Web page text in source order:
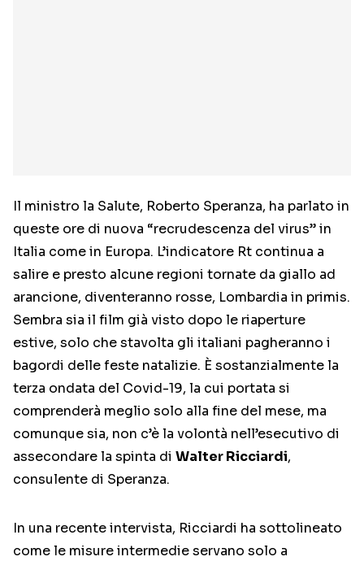
Il ministro la Salute, Roberto Speranza, ha parlato in
queste ore di nuova “recrudescenza del virus” in
Italia come in Europa. L’indicatore Rt continua a
salire e presto alcune regioni tornate da giallo ad
arancione, diventeranno rosse, Lombardia in primis.
Sembra sia il film già visto dopo le riaperture
estive, solo che stavolta gli italiani pagheranno i
bagordi delle feste natalizie. È sostanzialmente la
terza ondata del Covid-19, la cui portata si
comprenderà meglio solo alla fine del mese, ma
comunque sia, non c’è la volontà nell’esecutivo di
assecondare la spinta di Walter Ricciardi,
consulente di Speranza.
In una recente intervista, Ricciardi ha sottolineato
come le misure intermedie servano solo a